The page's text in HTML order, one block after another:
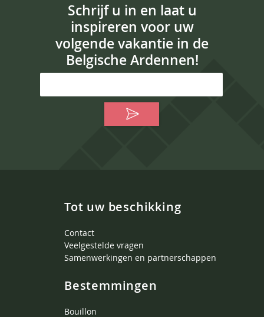
Schrijf u in en laat u
inspireren voor uw
volgende vakantie in de
Belgische Ardennen!
Tot uw beschikking
Contact
Veelgestelde vragen
Samenwerkingen en partnerschappen
Bestemmingen
Bouillon